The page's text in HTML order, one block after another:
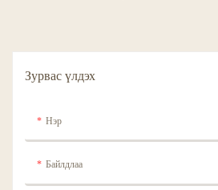
Зурвас үлдэх
Нэр
Байлдлаа